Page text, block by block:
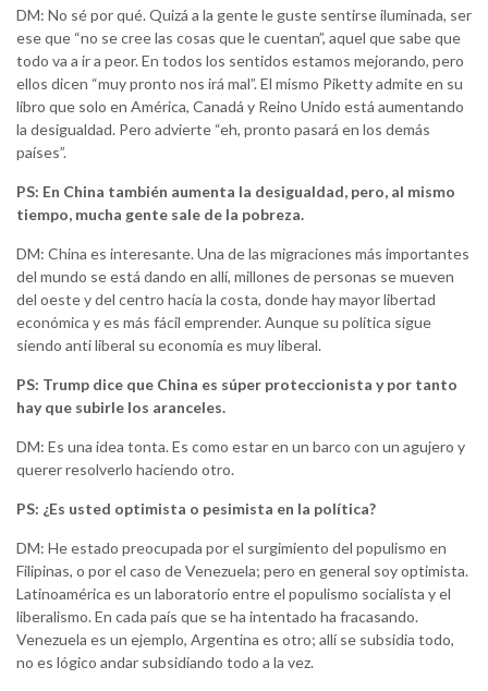
DM: No sé por qué. Quizá a la gente le guste sentirse iluminada, ser
ese que “no se cree las cosas que le cuentan”, aquel que sabe que
todo va a ir a peor. En todos los sentidos estamos mejorando, pero
ellos dicen “muy pronto nos irá mal”. El mismo Piketty admite en su
libro que solo en América, Canadá y Reino Unido está aumentando
la desigualdad. Pero advierte “eh, pronto pasará en los demás
países”.
PS: En China también aumenta la desigualdad, pero, al mismo
tiempo, mucha gente sale de la pobreza.
DM: China es interesante. Una de las migraciones más importantes
del mundo se está dando en allí, millones de personas se mueven
del oeste y del centro hacía la costa, donde hay mayor libertad
económica y es más fácil emprender. Aunque su política sigue
siendo anti liberal su economía es muy liberal.
PS: Trump dice que China es súper proteccionista y por tanto
hay que subirle los aranceles.
DM: Es una idea tonta. Es como estar en un barco con un agujero y
querer resolverlo haciendo otro.
PS: ¿Es usted optimista o pesimista en la política?
DM: He estado preocupada por el surgimiento del populismo en
Filipinas, o por el caso de Venezuela; pero en general soy optimista.
Latinoamérica es un laboratorio entre el populismo socialista y el
liberalismo. En cada país que se ha intentado ha fracasando.
Venezuela es un ejemplo, Argentina es otro; allí se subsidia todo,
no es lógico andar subsidiando todo a la vez.